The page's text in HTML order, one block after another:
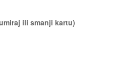
ili smanji kartu)